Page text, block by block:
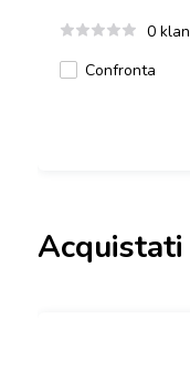
0
Confronta